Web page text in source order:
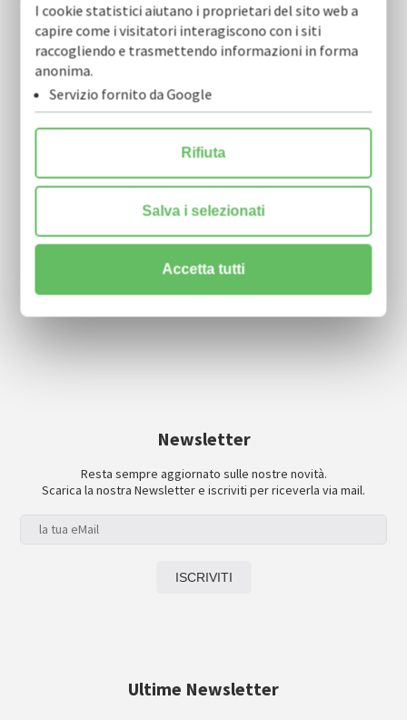
COFIDI.IT soc. coop.
info@cofidi.it
0805910911| fax 0805910915
Newsletter
Resta sempre aggiornato sulle nostre novità.
Scarica la nostra Newsletter e iscriviti per riceverla via mail.
Ultime Newsletter
I cookie statistici aiutano i proprietari del sito web a
capire come i visitatori interagiscono con i siti
raccogliendo e trasmettendo informazioni in forma
anonima.
Servizio fornito da Google
Rifiuta
Salva i selezionati
Accetta tutti